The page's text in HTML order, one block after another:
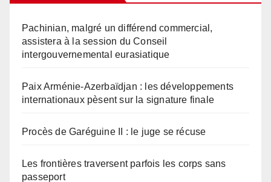
Pachinian, malgré un différend commercial,
assistera à la session du Conseil
intergouvernemental eurasiatique
Paix Arménie-Azerbaïdjan : les développements
internationaux pèsent sur la signature finale
Procès de Garéguine II : le juge se récuse
Les frontières traversent parfois les corps sans
passeport